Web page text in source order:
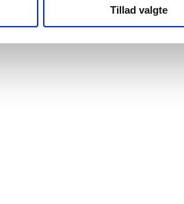
Tillad valgte